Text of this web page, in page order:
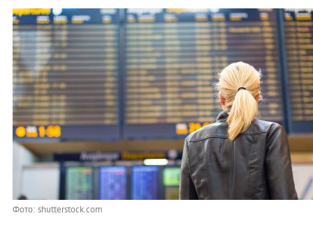
Фото: shutterstock.com